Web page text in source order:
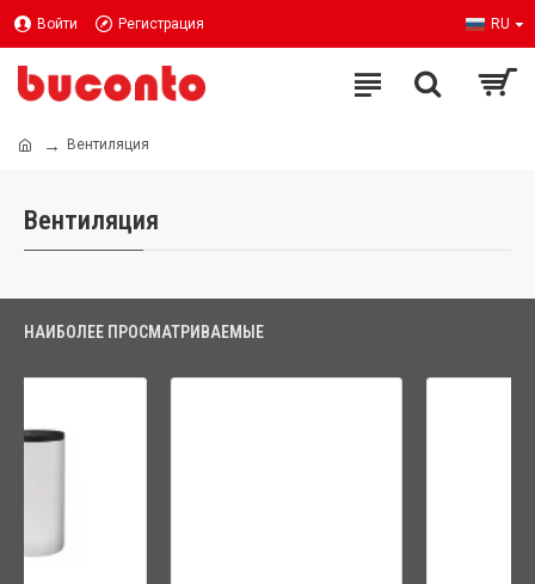
Войти Регистрация RU
Вентиляция
Вентиляция
НАИБОЛЕЕ ПРОСМАТРИВАЕМЫЕ